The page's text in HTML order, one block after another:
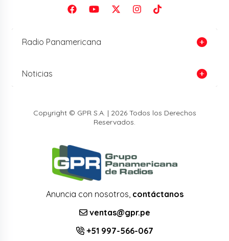
Radio Panamericana
Noticias
Copyright © GPR S.A. | 2026 Todos los Derechos
Reservados.
Anuncia con nosotros, contáctanos
ventas@gpr.pe
+51 997-566-067